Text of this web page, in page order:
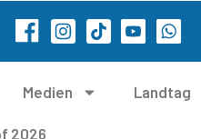
Medien Landtag
2026